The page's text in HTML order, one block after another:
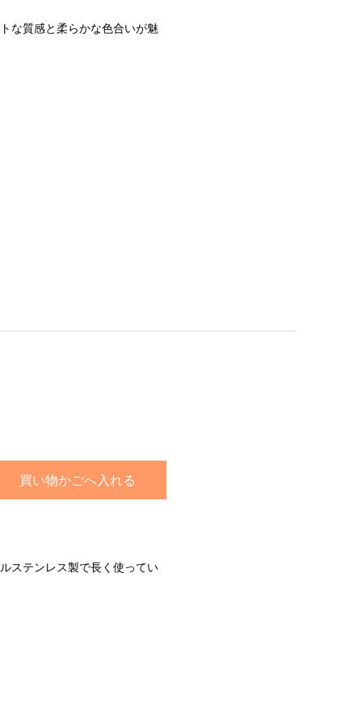
な質感と柔らかな色合いが魅
買い物かごへ入れる
ステンレス製で長く使ってい